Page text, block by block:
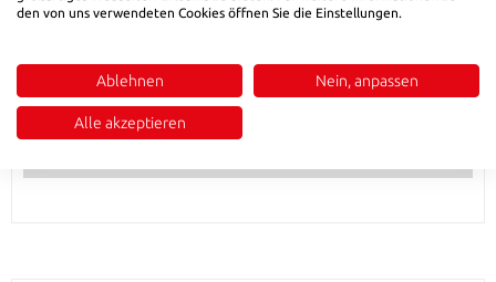
1.2379 Eroding block-soft annealed
Regular price:
From
€13.00
den von uns verwendeten Cookies öffnen Sie die Einstellungen.
Ablehnen Nein, anpassen
Alle akzeptieren